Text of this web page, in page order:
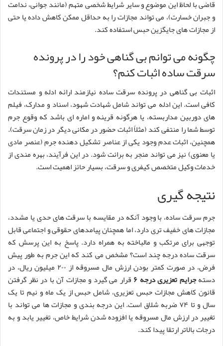
قاضی با لحاظ این موضوع و سایر شرایط شخصی متهم (مانند جوانی، ندامت
و جبران خسارت)، می تواند مجازات را به حداقل ممکن کاهش داده یا حتی
از مجازات های جایگزین حبس استفاده کند.
چگونه می توانم بی گناهی خود را در پرونده
سرقت ساده اثبات کنم؟
اثبات بی گناهی در پرونده سرقت ساده نیازمند ارائه ادله و مستندات
کافی است. این ادله می تواند شامل شهادت شهود، اسناد و مدارک، فیلم
های دوربین مداربسته، یا هرگونه قرینه و اماره ای باشد که وقوع جرم
توسط شما را منتفی کند (مثلاً اثبات حضور در مکانی دیگر در زمان سرقت).
همچنین، اثبات عدم وجود یکی از عناصر تشکیل دهنده جرم (عنصر مادی
یا معنوی) نیز می تواند منجر به برائت شود. در این فرآیند، بهره مندی از
خدمات وکیل متخصص کیفری و سرقت، بسیار حائز اهمیت است.
نتیجه گیری
جرم سرقت ساده، با وجود آنکه در مقایسه با سرقت های حدی یا مشدد،
مجازات های خفیف تری دارد، اما همچنان پیامدهای حقوقی و اجتماعی قابل
توجهی برای مرتکب و مالباخته به همراه دارد. پاسخ به این پرسش که
سرقت ساده درجه چند است؟ مشخص می کند که این جرم به طور پیش
فرض، در صورت کمتر بودن ارزش مال مسروقه از ۲۰۰ میلیون ریال، در
دستهجرایم تعزیری درجه ۶
قرار می گیرد و مجازات آن با در نظر گرفتن
قانون کاهش مجازات حبس تعزیری، شامل حبس از یک ماه و نیم تا یک
سال و تا ۷۴ ضربه شلاق است. این درجه بندی و مجازات ها می تواند با
تغییر در ارزش مال مسروقه یا افزوده شدن شرایط خاص، تغییر یابد و به
درجات بالاتر ارتقا پیدا کند.